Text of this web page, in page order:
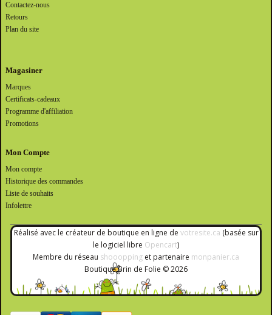
Contactez-nous
Retours
Plan du site
Magasiner
Marques
Certificats-cadeaux
Programme d'affiliation
Promotions
Mon Compte
Mon compte
Historique des commandes
Liste de souhaits
Infolettre
Réalisé avec le créateur de boutique en ligne de votresite.ca (basée sur
le logiciel libre Opencart)
Membre du réseau shooopping et partenaire monpanier.ca
Boutique Brin de Folie © 2026